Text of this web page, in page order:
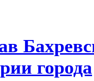
города